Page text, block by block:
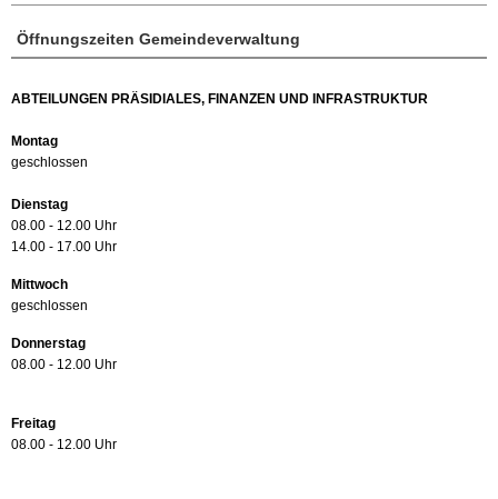
Öffnungszeiten Gemeindeverwaltung
ABTEILUNGEN PRÄSIDIALES, FINANZEN UND INFRASTRUKTUR
Montag
geschlossen
Dienstag
08.00 - 12.00 Uhr
14.00 - 17.00 Uhr
Mittwoch
geschlossen
Donnerstag
08.00 - 12.00 Uhr
Freitag
08.00 - 12.00 Uhr